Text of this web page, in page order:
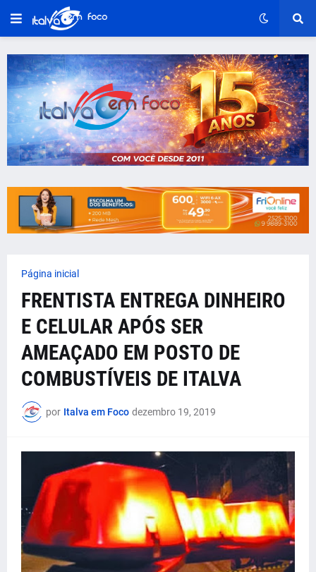
Página inicial
FRENTISTA ENTREGA DINHEIRO
E CELULAR APÓS SER
AMEAÇADO EM POSTO DE
COMBUSTÍVEIS DE ITALVA
por Italva em Foco dezembro 19, 2019